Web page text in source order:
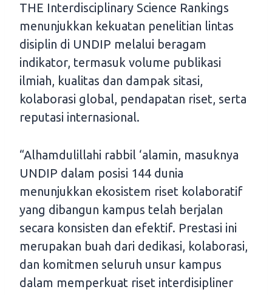
THE Interdisciplinary Science Rankings
menunjukkan kekuatan penelitian lintas
disiplin di UNDIP melalui beragam
indikator, termasuk volume publikasi
ilmiah, kualitas dan dampak sitasi,
kolaborasi global, pendapatan riset, serta
reputasi internasional.
“Alhamdulillahi rabbil ‘alamin, masuknya
UNDIP dalam posisi 144 dunia
menunjukkan ekosistem riset kolaboratif
yang dibangun kampus telah berjalan
secara konsisten dan efektif. Prestasi ini
merupakan buah dari dedikasi, kolaborasi,
dan komitmen seluruh unsur kampus
dalam memperkuat riset interdisipliner